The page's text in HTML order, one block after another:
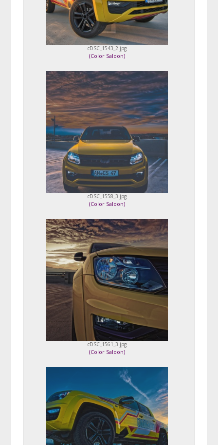
cDSC_1543_2.jpg
(Color Saloon)
cDSC_1558_3.jpg
(Color Saloon)
cDSC_1561_3.jpg
(Color Saloon)